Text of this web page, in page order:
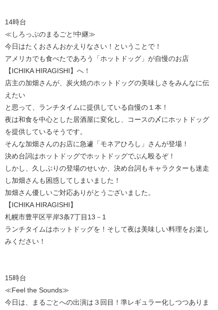
14時台
≪しろっぷのまるごと!中継≫
今日はたくおさんおかえりなさい！ということで！
アメリカでも食べたであろう「ホットドッグ」が自慢のお店
【ICHIKA HIRAGISHI】へ！
店主の加畑さんが、炭火焼のホットドッグの美味しさをみんなに伝
えたい
と思って、ランチタイムに提供している自慢の１本！
夜は和食を中心とした居酒屋に変化し、コースの〆にホットドッグ
を提供しているそうです。
そんな加畑さんのお店に急遽「モネアひろし」さんが登場！
決め台詞はホットドッグでホットドッグでぶん殴るぞ！
しかし、久しぶりの登場のせいか、決め台詞もキャラクターも迷走
し加畑さんも困惑してしまいました！
加畑さん優しいご対応ありがとうございました。
【ICHIKA HIRAGISHI】
札幌市豊平区平岸3条7丁目13－1
ランチタイムはホットドッグを！そして夜は美味しい料理をお楽し
みください！
15時台
≪Feel the Sounds≫
今日は、まるごとへの出演は３回目！準レギュラー化しつつありま